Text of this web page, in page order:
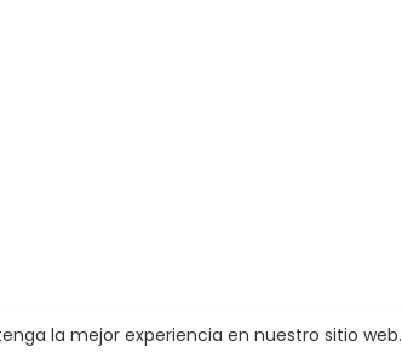
la mejor experiencia en nuestro sitio web.